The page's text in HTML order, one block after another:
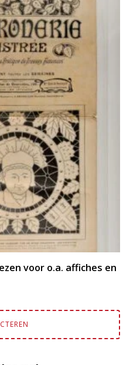
voor o.a. affiches en